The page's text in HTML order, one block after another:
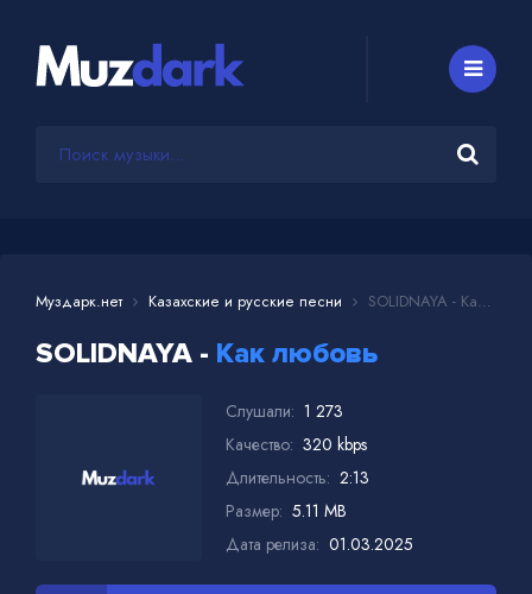
Муздарк.нет Казахские и русские песни SOLIDNAYA - Как любовь
SOLIDNAYA - Как любовь
Слушали: 1 273
Качество: 320 kbps
Длительность: 2:13
Размер: 5.11 MB
Дата релиза: 01.03.2025